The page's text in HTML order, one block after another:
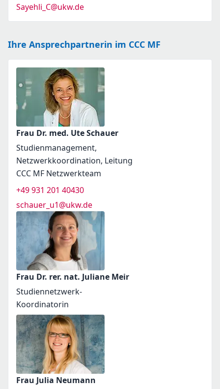
Sayehli_C@ukw.de
Ihre Ansprechpartnerin im CCC MF
Frau Dr. med. Ute Schauer
Studienmanagement,
Netzwerkkoordination, Leitung
CCC MF Netzwerkteam
+49 931 201 40430
schauer_u1@ukw.de
Frau Dr. rer. nat. Juliane Meir
Studiennetzwerk-
Koordinatorin
Frau Julia Neumann